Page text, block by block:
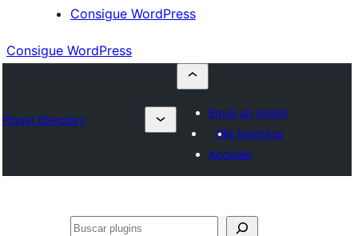
Consigue WordPress
Consigue WordPress
Plugin Directory
Envía un plugin
Mis favoritos
Acceder
Buscar